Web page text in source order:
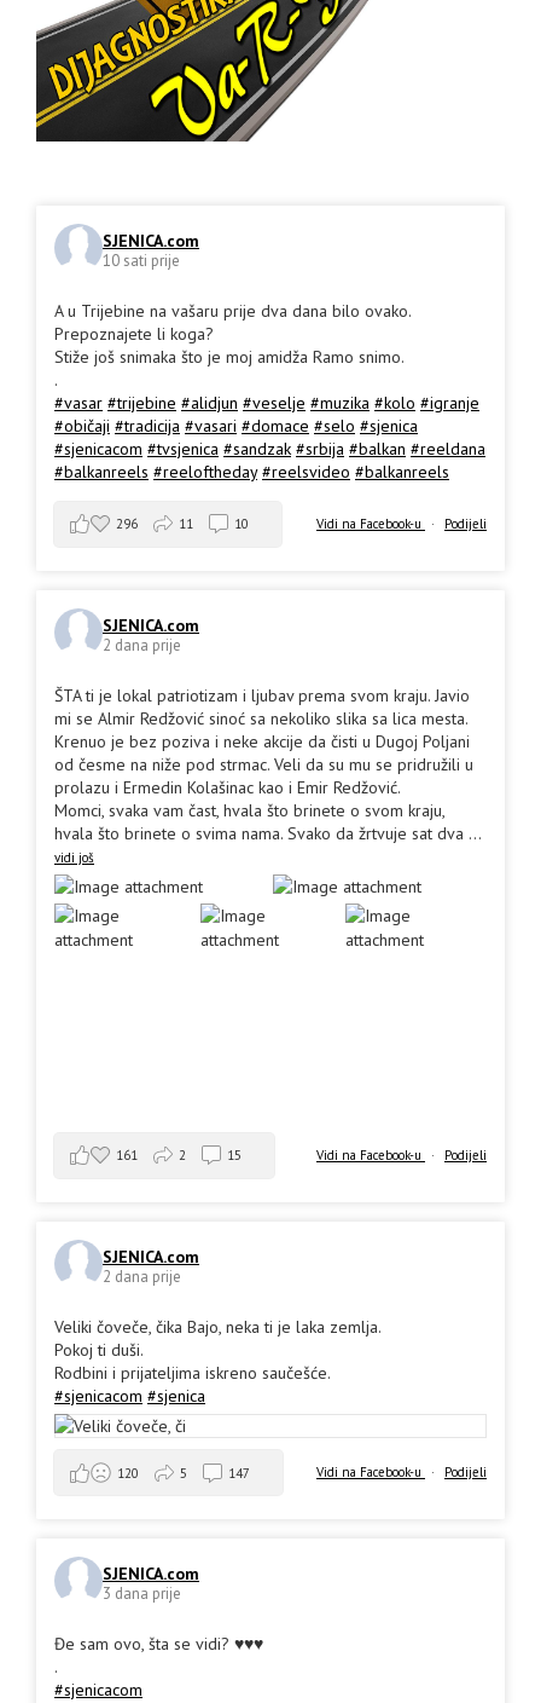
SJENICA.com
10 sati prije
A u Trijebine na vašaru prije dva dana bilo ovako.
Prepoznajete li koga?
Stiže još snimaka što je moj amidža Ramo snimo.
.
#vasar #trijebine #alidjun #veselje #muzika #kolo #igranje
#običaji #tradicija #vasari #domace #selo #sjenica
#sjenicacom #tvsjenica #sandzak #srbija #balkan #reeldana
#balkanreels #reeloftheday #reelsvideo #balkanreels
Vidi na Facebook-u · Podijeli
296 11 10
SJENICA.com
2 dana prije
ŠTA ti je lokal patriotizam i ljubav prema svom kraju. Javio
mi se Almir Redžović sinoć sa nekoliko slika sa lica mesta.
Krenuo je bez poziva i neke akcije da čisti u Dugoj Poljani
od česme na niže pod strmac. Veli da su mu se pridružili u
prolazu i Ermedin Kolašinac kao i Emir Redžović.
Momci, svaka vam čast, hvala što brinete o svom kraju,
hvala što brinete o svima nama. Svako da žrtvuje sat dva ...
vidi još
Vidi na Facebook-u · Podijeli
161 2 15
SJENICA.com
2 dana prije
Veliki čoveče, čika Bajo, neka ti je laka zemlja.
Pokoj ti duši.
Rodbini i prijateljima iskreno saučešće.
#sjenicacom #sjenica
Vidi na Facebook-u · Podijeli
120 5 147
SJENICA.com
3 dana prije
Đe sam ovo, šta se vidi? ♥️♥️♥️
.
#sjenicacom